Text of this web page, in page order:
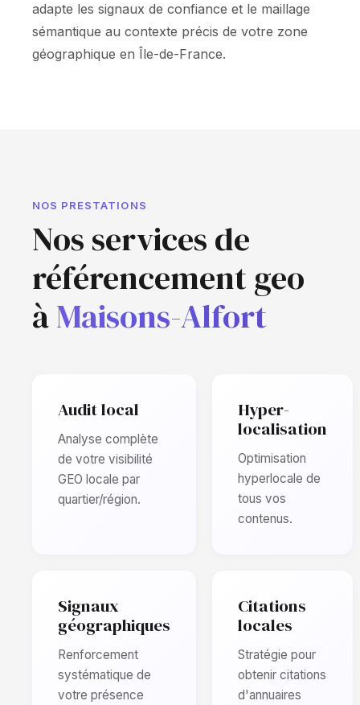
adapte les signaux de confiance et le maillage
sémantique au contexte précis de votre zone
géographique en Île-de-France.
NOS PRESTATIONS
Nos services de
référencement geo
àMaisons-Alfort
Audit local
Analyse complète
de votre visibilité
GEO locale par
quartier/région.
Hyper-
localisation
Optimisation
hyperlocale de
tous vos
contenus.
Signaux
géographiques
Renforcement
systématique de
votre présence
Citations
locales
Stratégie pour
obtenir citations
d'annuaires